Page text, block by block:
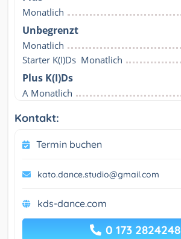
Monatlich
Unbegrenzt
Monatlich
Starter K(I)Ds  Monatlich
Plus K(I)Ds
A Monatlich
Kontakt:
Termin buchen
kato.dance.studio@gmail.com
kds-dance.com
0 173 2824248